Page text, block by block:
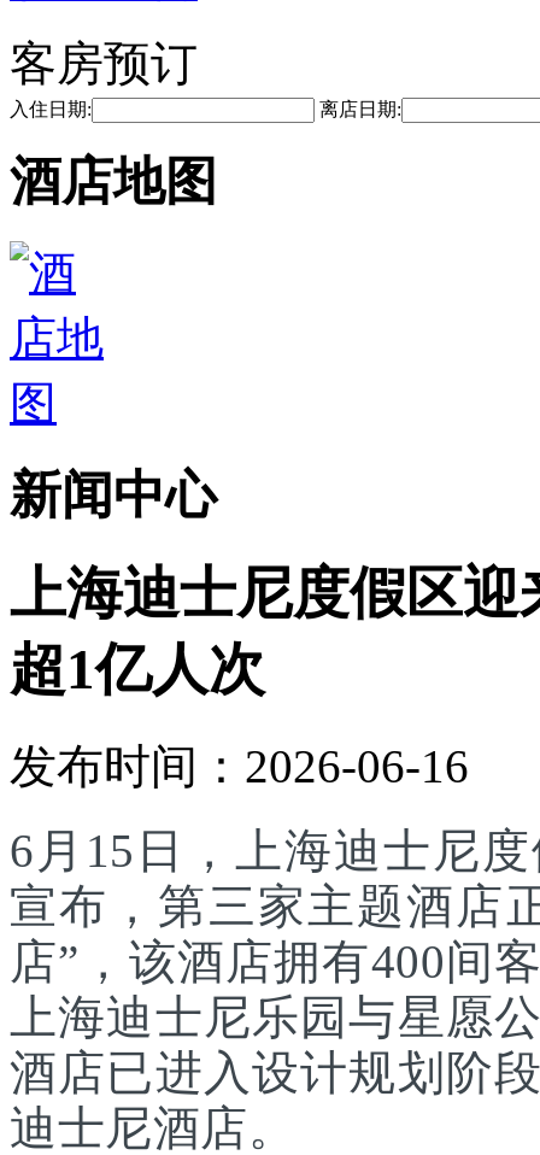
客房预订
入住日期: 离店日期:
酒店地图
新闻中心
上海迪士尼度假区
超1亿人次
发布时间：2026-06-16
6月15日，上海迪士尼
宣布，第三家主题酒店
店”，该酒店拥有400间
上海迪士尼乐园与星愿
酒店已进入设计规划阶
迪士尼酒店。